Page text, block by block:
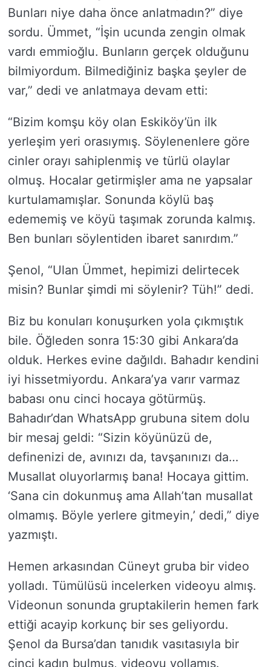
Bunları niye daha önce anlatmadın?” diye
sordu. Ümmet, “İşin ucunda zengin olmak
vardı emmioğlu. Bunların gerçek olduğunu
bilmiyordum. Bilmediğiniz başka şeyler de
var,” dedi ve anlatmaya devam etti:
“Bizim komşu köy olan Eskiköy’ün ilk
yerleşim yeri orasıymış. Söylenenlere göre
cinler orayı sahiplenmiş ve türlü olaylar
olmuş. Hocalar getirmişler ama ne yapsalar
kurtulamamışlar. Sonunda köylü baş
edememiş ve köyü taşımak zorunda kalmış.
Ben bunları söylentiden ibaret sanırdım.”
Şenol, “Ulan Ümmet, hepimizi delirtecek
misin? Bunlar şimdi mi söylenir? Tüh!” dedi.
Biz bu konuları konuşurken yola çıkmıştık
bile. Öğleden sonra 15:30 gibi Ankara’da
olduk. Herkes evine dağıldı. Bahadır kendini
iyi hissetmiyordu. Ankara’ya varır varmaz
babası onu cinci hocaya götürmüş.
Bahadır’dan WhatsApp grubuna sitem dolu
bir mesaj geldi: “Sizin köyünüzü de,
definenizi de, avınızı da, tavşanınızı da…
Musallat oluyorlarmış bana! Hocaya gittim.
‘Sana cin dokunmuş ama Allah’tan musallat
olmamış. Böyle yerlere gitmeyin,’ dedi,” diye
yazmıştı.
Hemen arkasından Cüneyt gruba bir video
yolladı. Tümülüsü incelerken videoyu almış.
Videonun sonunda gruptakilerin hemen fark
ettiği acayip korkunç bir ses geliyordu.
Şenol da Bursa’dan tanıdık vasıtasıyla bir
cinci kadın bulmuş, videoyu yollamış.